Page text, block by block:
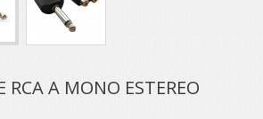
RCA A MONO ESTEREO